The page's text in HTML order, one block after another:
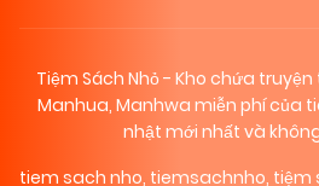
Tiệm Sách Nhỏ - Kho chứa
Manhua, Manhwa miễn phí của
nhật mới nhất và
tiem sach nho, tiemsachnho, tiệm